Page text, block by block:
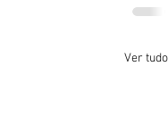
Ver tudo